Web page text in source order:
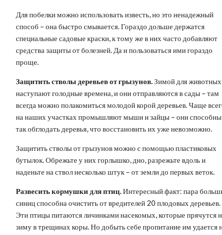
Для побелки можно использовать известь, но это ненадежный
способ – она быстро смывается. Гораздо дольше держатся
специальные садовые краски, к тому же в них часто добавляют
средства защиты от болезней. Да и пользоваться ими гораздо
проще.
Защитить стволы деревьев от грызунов. Зимой для животных
наступают голодные времена, и они отправляются в сады – там
всегда можно полакомиться молодой корой деревьев. Чаще
на наших участках промышляют мыши и зайцы – они способны
так обглодать деревья, что восстановить их уже невозможно.
Защитить стволы от грызунов можно с помощью пластиковых
бутылок. Обрежьте у них горлышко, дно, разрежьте вдоль и
наденьте на ствол несколько штук – от земли до первых веток.
Развесить кормушки для птиц. Интересный факт: пара
синиц способна очистить от вредителей 20 плодовых деревьев.
Эти птицы питаются личинками насекомых, которые прячутся
зиму в трещинах коры. Но добыть себе пропитание им удается